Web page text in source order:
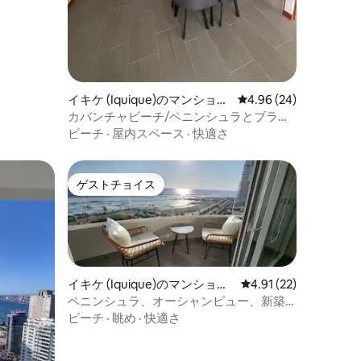
イキケ (Iquique)のマンショ
ン・アパート
レビュー24件、5つ星
4.96 (24)
カバンチャビーチ/ペニンシュラとブラバ
ビーチから徒歩圏内
ビーチ · 屋内スペース ·快適さ
ゲストチョイス
ゲストチョイス
イキケ (Iquique)のマンショ
ン・アパート
レビュー22件、5つ
4.91 (22)
ペニンシュラ、オーシャンビュー、新築
の1ベッドルームアパート
ビーチ · 眺め ·快適さ